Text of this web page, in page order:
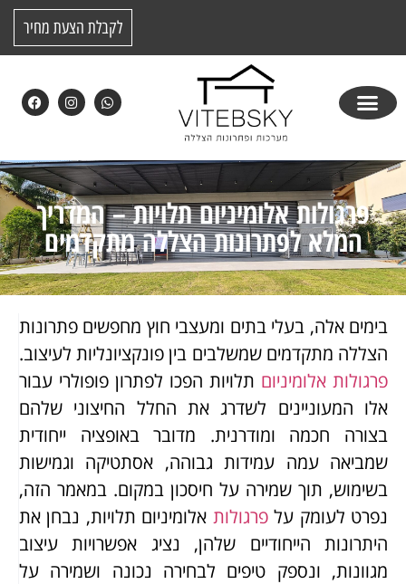
לקבלת הצעת מחיר
פרגולות אלומיניום תלויות – המדריך
המלא לפתרונות הצללה מתקדמים
בימים אלה, בעלי בתים ומעצבי חוץ מחפשים פתרונות
הצללה מתקדמים שמשלבים בין פונקציונליות לעיצוב.
פרגולות אלומיניום תלויות הפכו לפתרון פופולרי עבור
אלו המעוניינים לשדרג את החלל החיצוני שלהם
בצורה חכמה ומודרנית. מדובר באופציה ייחודית
שמביאה עמה עמידות גבוהה, אסתטיקה וגמישות
בשימוש, תוך שמירה על חיסכון במקום. במאמר הזה,
נפרט לעומק עלפרגולות אלומיניום תלויות, נבחן את
היתרונות הייחודיים שלהן, נציג אפשרויות עיצוב
מגוונות, ונספק טיפים לבחירה נכונה ושמירה על